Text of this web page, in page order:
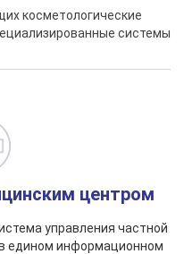
косметологические
системы
центром
управления частной
едином информационном